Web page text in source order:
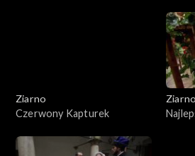
Ziarno
Czerwony Kapturek
Ziarno